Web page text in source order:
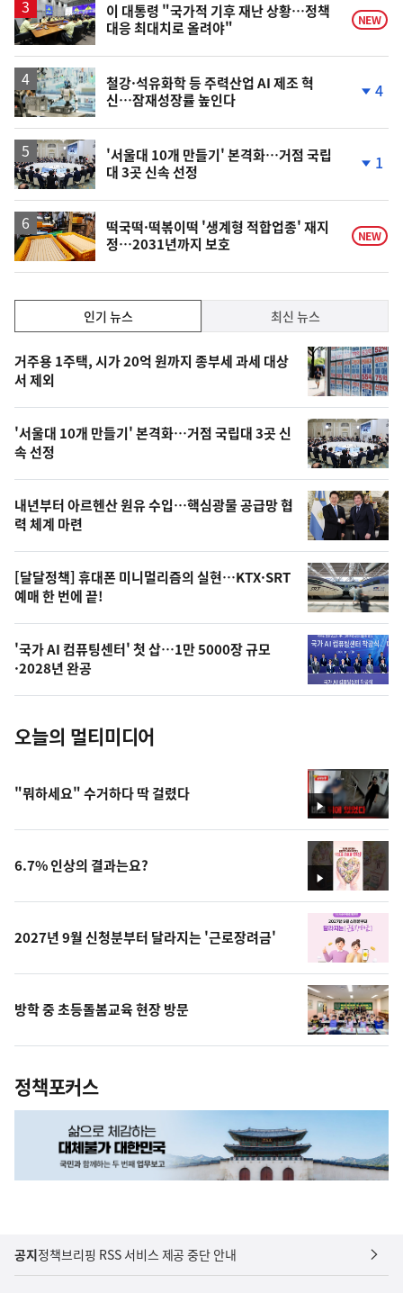
이 대통령 "국가적 기후 재난 상황…정책
대응 최대치로 올려야"
NEW
철강·석유화학 등 주력산업 AI 제조 혁
신…잠재성장률 높인다
4
'서울대 10개 만들기' 본격화…거점 국립
대 3곳 신속 선정
락
1
떡국떡·떡볶이떡 '생계형 적합업종' 재지
정…2031년까지 보호
NEW
기,
최
신,
오
늘
의
영
상
오
늘
의
사
진
인기 뉴스 최신 뉴스
기
뉴
스
거주용 1주택, 시가 20억 원까지 종부세 과세 대상
서 제외
'서울대 10개 만들기' 본격화…거점 국립대 3곳 신
속 선정
내년부터 아르헨산 원유 수입…핵심광물 공급망 협
력 체계 마련
[달달정책] 휴대폰 미니멀리즘의 실현…KTX·SRT
예매 한 번에 끝!
'국가 AI 컴퓨팅센터' 첫 삽…1만 5000장 규모
·2028년 완공
오늘의 멀티미디어
영
상
"뭐하세요" 수거하다 딱 걸렸다
영
상
6.7% 인상의 결과는요?
2027년 9월 신청분부터 달라지는 '근로장려금'
방학 중 초등돌봄교육 현장 방문
정책포커스
공지정책브리핑 RSS 서비스 제공 중단 안내